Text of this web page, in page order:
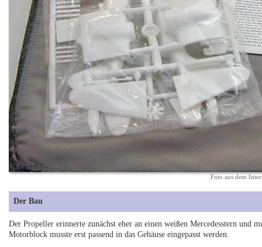
Foto aus dem
Der Bau
Der Propeller erinnerte zunächst eher an einen weißen Mercedesstern und
Motorblock musste erst passend in das Gehäuse eingepasst werden.